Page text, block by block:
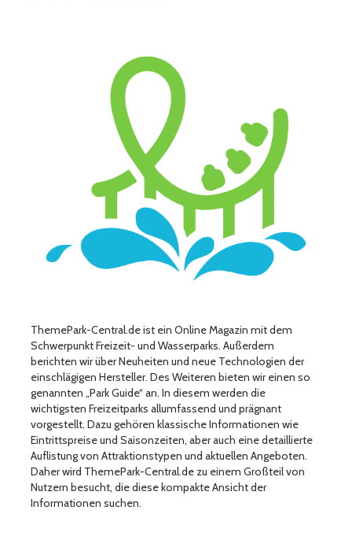
ThemePark-Central.de ist ein Online Magazin mit dem
Schwerpunkt Freizeit- und Wasserparks. Außerdem
berichten wir über Neuheiten und neue Technologien der
einschlägigen Hersteller. Des Weiteren bieten wir einen so
genannten „Park Guide“ an. In diesem werden die
wichtigsten Freizeitparks allumfassend und prägnant
vorgestellt. Dazu gehören klassische Informationen wie
Eintrittspreise und Saisonzeiten, aber auch eine detaillierte
Auflistung von Attraktionstypen und aktuellen Angeboten.
Daher wird ThemePark-Central.de zu einem Großteil von
Nutzern besucht, die diese kompakte Ansicht der
Informationen suchen.